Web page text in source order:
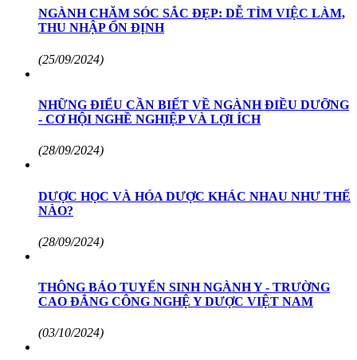
NGÀNH CHĂM SÓC SẮC ĐẸP: DỄ TÌM VIỆC LÀM,
THU NHẬP ỔN ĐỊNH
(25/09/2024)
NHỮNG ĐIỂU CẦN BIẾT VỀ NGÀNH ĐIỀU DƯỠNG
- CƠ HỘI NGHỀ NGHIỆP VÀ LỢI ÍCH
(28/09/2024)
DƯỢC HỌC VÀ HÓA DƯỢC KHÁC NHAU NHƯ THẾ
NÀO?
(28/09/2024)
THÔNG BÁO TUYỂN SINH NGÀNH Y - TRƯỜNG
CAO ĐẲNG CÔNG NGHỆ Y DƯỢC VIỆT NAM
(03/10/2024)